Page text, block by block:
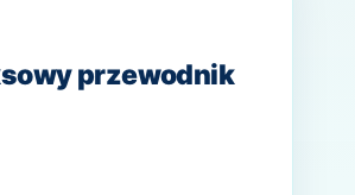
przewodnik